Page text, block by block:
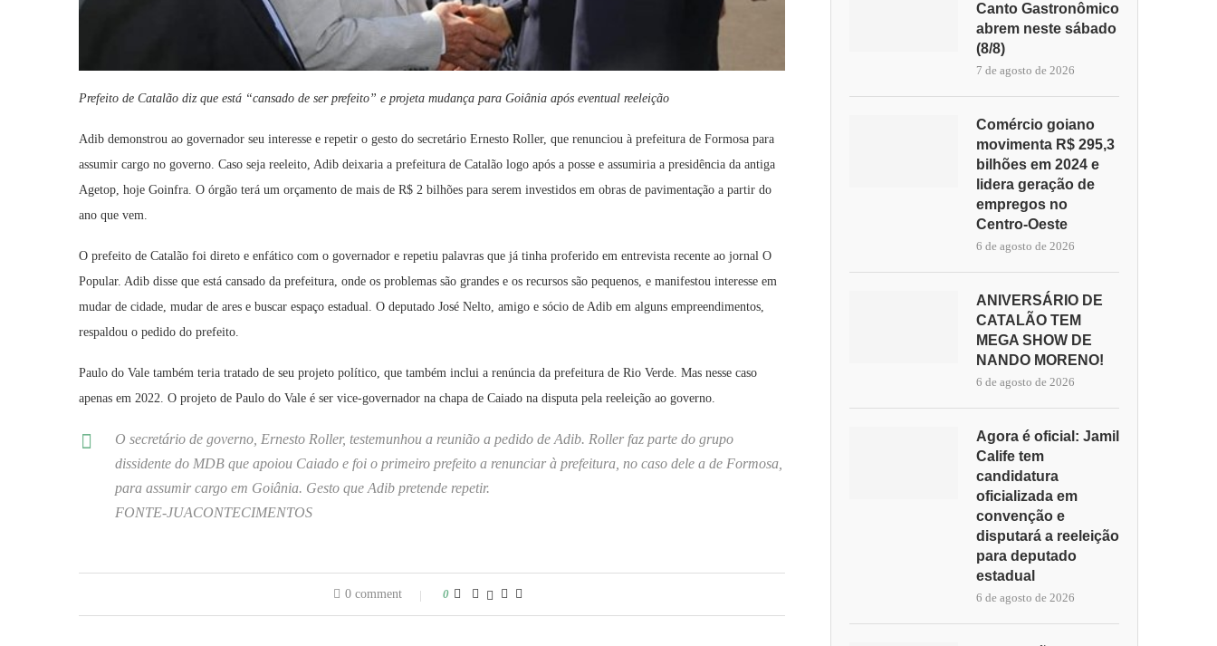
Prefeito de Catalão diz que está “cansado de ser prefeito” e projeta mudança para Goiânia após eventual reeleição
Adib demonstrou ao governador seu interesse e repetir o gesto do secretário Ernesto Roller, que renunciou à prefeitura de Formosa para
assumir cargo no governo. Caso seja reeleito, Adib deixaria a prefeitura de Catalão logo após a posse e assumiria a presidência da antiga
Agetop, hoje Goinfra. O órgão terá um orçamento de mais de R$ 2 bilhões para serem investidos em obras de pavimentação a partir do
ano que vem.
O prefeito de Catalão foi direto e enfático com o governador e repetiu palavras que já tinha proferido em entrevista recente ao jornal O
Popular. Adib disse que está cansado da prefeitura, onde os problemas são grandes e os recursos são pequenos, e manifestou interesse em
mudar de cidade, mudar de ares e buscar espaço estadual. O deputado José Nelto, amigo e sócio de Adib em alguns empreendimentos,
respaldou o pedido do prefeito.
Paulo do Vale também teria tratado de seu projeto político, que também inclui a renúncia da prefeitura de Rio Verde. Mas nesse caso
apenas em 2022. O projeto de Paulo do Vale é ser vice-governador na chapa de Caiado na disputa pela reeleição ao governo.
O secretário de governo, Ernesto Roller, testemunhou a reunião a pedido de Adib. Roller faz parte do grupo
dissidente do MDB que apoiou Caiado e foi o primeiro prefeito a renunciar à prefeitura, no caso dele a de Formosa,
para assumir cargo em Goiânia. Gesto que Adib pretende repetir.
FONTE-JUACONTECIMENTOS
0 comment 0
Canto Gastronômico
abrem neste sábado
(8/8)
7 de agosto de 2026
Comércio goiano
movimenta R$ 295,3
bilhões em 2024 e
lidera geração de
empregos no
Centro-Oeste
6 de agosto de 2026
ANIVERSÁRIO DE
CATALÃO TEM
MEGA SHOW DE
NANDO MORENO!
6 de agosto de 2026
Agora é oficial: Jamil
Calife tem
candidatura
oficializada em
convenção e
disputará a reeleição
para deputado
estadual
6 de agosto de 2026